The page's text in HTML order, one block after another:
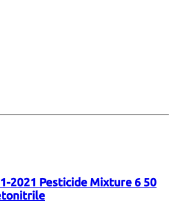
2021 Pesticide Mixture 6 50